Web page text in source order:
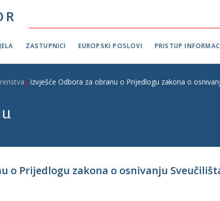
ZASTUPNICI EUROPSKI POSLOVI PRISTUP
Izvješće Odbora za obranu o Prijedlogu zakona o
o Prijedlogu zakona o osnivanju